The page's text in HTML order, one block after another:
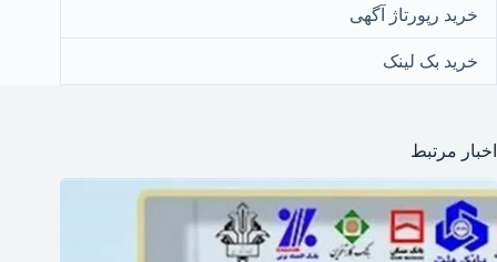
خرید رپورتاژ آگهی
خرید بک لینک
اخبار مرتبط